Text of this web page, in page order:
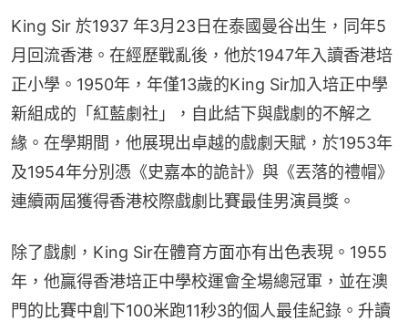
King Sir 於1937 年3月23日在泰國曼谷出生，同年5
月回流香港。在經歷戰亂後，他於1947年入讀香港培
正小學。1950年，年僅13歲的King Sir加入培正中學
新組成的「紅藍劇社」，自此結下與戲劇的不解之
緣。在學期間，他展現出卓越的戲劇天賦，於1953年
及1954年分別憑《史嘉本的詭計》與《丟落的禮帽》
連續兩屆獲得香港校際戲劇比賽最佳男演員獎。
除了戲劇，King Sir在體育方面亦有出色表現。1955
年，他贏得香港培正中學校運會全場總冠軍，並在澳
門的比賽中創下100米跑11秒3的個人最佳紀錄。升讀